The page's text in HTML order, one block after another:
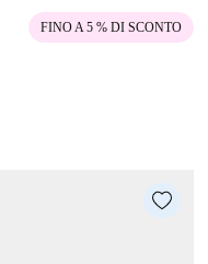
FINO A 5 % DI SCONTO